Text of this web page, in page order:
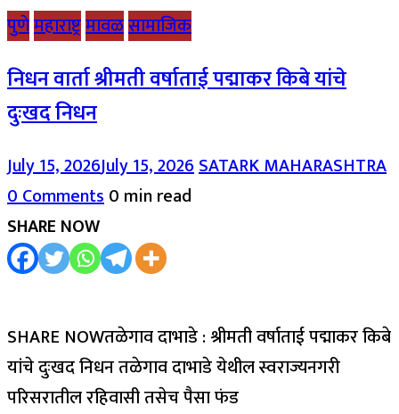
पुणेमहाराष्ट्रमावळसामाजिक
निधन वार्ता श्रीमती वर्षाताई पद्माकर किबे यांचे
दुःखद निधन
July 15, 2026July 15, 2026SATARK MAHARASHTRA
0 Comments0 min read
SHARE NOW
SHARE NOWतळेगाव दाभाडे : श्रीमती वर्षाताई पद्माकर किबे
यांचे दुःखद निधन तळेगाव दाभाडे येथील स्वराज्यनगरी
परिसरातील रहिवासी तसेच पैसा फंड